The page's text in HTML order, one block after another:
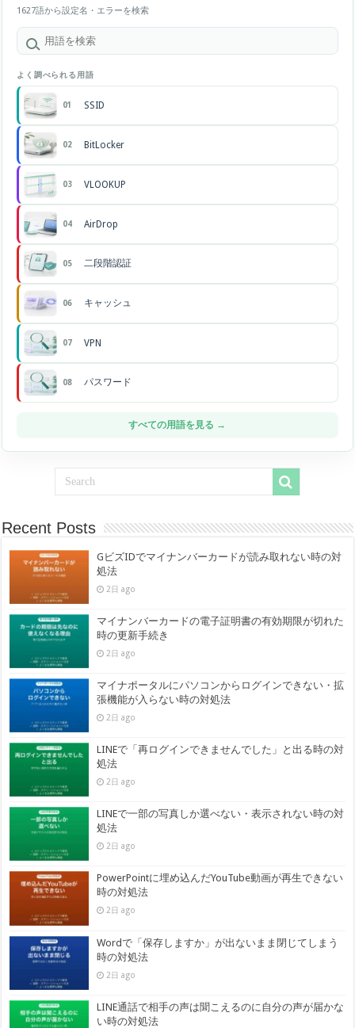
1627語から設定名・エラーを検索
よく調べられる用語
01 SSID
02 BitLocker
03 VLOOKUP
04 AirDrop
05 二段階認証
06 キャッシュ
07 VPN
08 パスワード
すべての用語を見る →
Recent Posts
GビズIDでマイナンバーカードが読み取れない時の対
処法
2日 ago
マイナンバーカードの電子証明書の有効期限が切れた
時の更新手続き
2日 ago
マイナポータルにパソコンからログインできない・拡
張機能が入らない時の対処法
2日 ago
LINEで「再ログインできませんでした」と出る時の対
処法
2日 ago
LINEで一部の写真しか選べない・表示されない時の対
処法
2日 ago
PowerPointに埋め込んだYouTube動画が再生できない
時の対処法
2日 ago
Wordで「保存しますか」が出ないまま閉じてしまう
時の対処法
2日 ago
LINE通話で相手の声は聞こえるのに自分の声が届かな
い時の対処法